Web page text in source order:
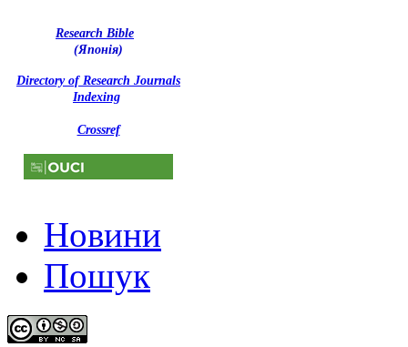
Research Bible
(Японія)
Directory of Research Journals
Indexing
Crossref
Новини
Пошук